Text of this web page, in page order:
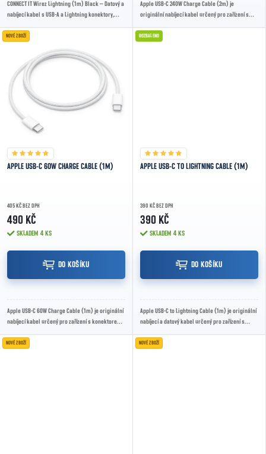
CONNECT IT Wirez Lightning (1m) Black – Datový a
nabíjecí kabel s USB-A a Lightning konektory,
Apple USB-C 240W Charge Cable (2m) je
originální nabíjecí kabel určený pro zařízení s
je...
NOVÉ ZBOŽÍ
APPLE USB-C 60W CHARGE CABLE (1M)
405 KČ BEZ DPH
490 KČ
SKLADEM 4 KS
DO KOŠÍKU
Apple USB-C 60W Charge Cable (1m) je originální
nabíjecí kabel určený pro zařízení s konektorem
ROZBALENO
APPLE USB-C TO LIGHTNING CABLE (1M)
390 KČ BEZ DPH
390 KČ
SKLADEM 4 KS
DO KOŠÍKU
Apple USB-C to Lightning Cable (1m) je originální
nabíjecí a datový kabel určený pro zařízení s
NOVÉ ZBOŽÍ NOVÉ ZBOŽÍ